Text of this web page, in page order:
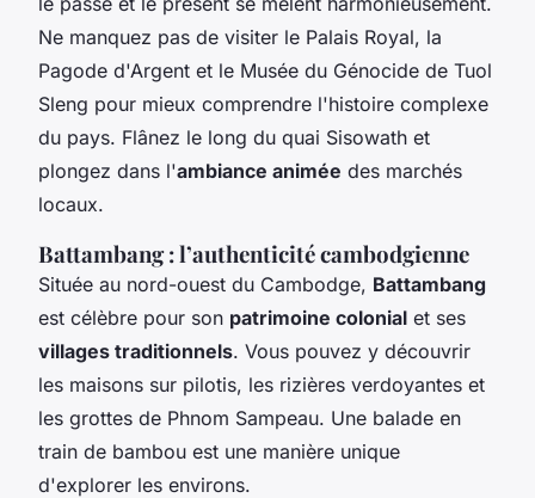
Ne manquez pas de visiter le Palais Royal, la
Pagode d'Argent et le Musée du Génocide de Tuol
Sleng pour mieux comprendre l'histoire complexe
du pays. Flânez le long du quai Sisowath et
plongez dans l'ambiance animée des marchés
locaux.
Battambang : l’authenticité cambodgienne
Située au nord-ouest du Cambodge, Battambang
est célèbre pour son patrimoine colonial et ses
villages traditionnels. Vous pouvez y découvrir
les maisons sur pilotis, les rizières verdoyantes et
les grottes de Phnom Sampeau. Une balade en
train de bambou est une manière unique
d'explorer les environs.